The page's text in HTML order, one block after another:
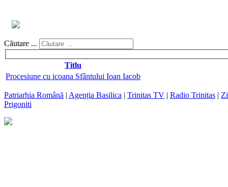
Căutare ...
Titlu
Procesiune cu icoana Sfântului Ioan Iacob
Patriarhia Română | Agenția Basilica | Trinitas TV | Radio Trinitas |
Prigoniti